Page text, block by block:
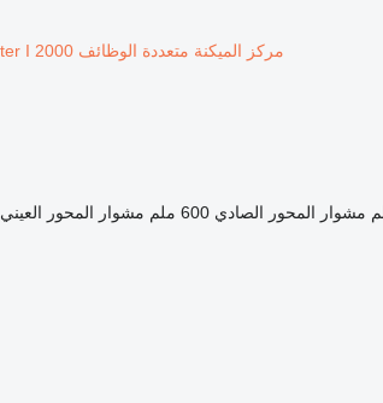
مركز الميكنة متعددة الوظائف Quaser MV204 II I Vertical Machining Center I 2000
مشوار المحور الصادي 600 ملم مشوار المحور العيني